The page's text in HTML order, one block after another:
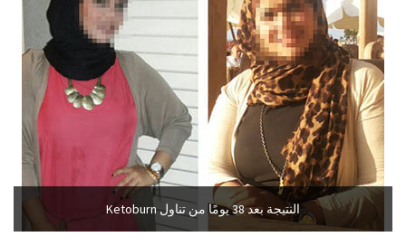
النتيجة بعد 38 يومًا من تناول Ketoburn